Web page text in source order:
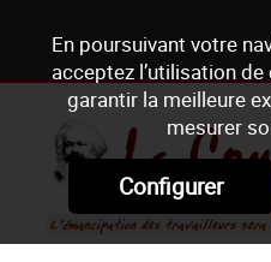
En poursuivant votre
acceptez l’utilisation
garantir la meilleure
mesurer
Configurer